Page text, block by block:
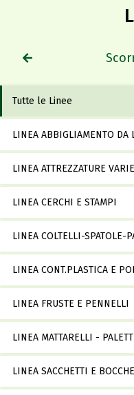
Tutte le Linee
LINEA ABBIGLIAMENTO DA
LINEA ATTREZZATURE VARIE
LINEA CERCHI E STAMPI
LINEA COLTELLI-SPATOLE-
LINEA CONT.PLASTICA E
LINEA FRUSTE E PENNELLI
LINEA MATTARELLI -
LINEA SACCHETTI E